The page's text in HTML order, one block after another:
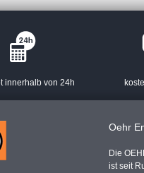
innerhalb von 24h
Oehr
Die
ist seit